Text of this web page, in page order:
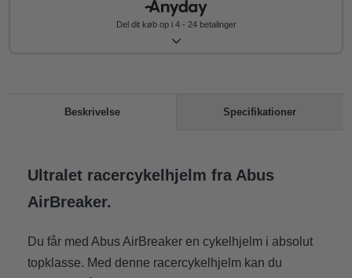
Del dit køb op i 4 - 24 betalinger
Beskrivelse Specifikationer
Ultralet racercykelhjelm fra Abus
AirBreaker.
Du får med Abus AirBreaker en cykelhjelm i absolut
topklasse. Med denne racercykelhjelm kan du